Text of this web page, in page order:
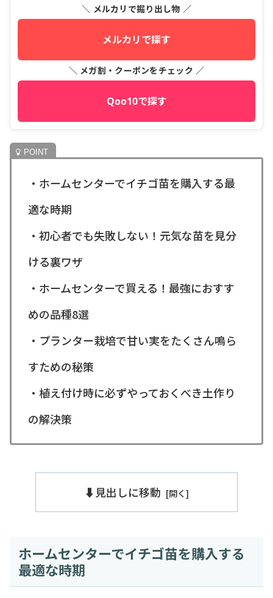
＼ メルカリで掘り出し物 ／
メルカリで探す
＼ メガ割・クーポンをチェック ／
Qoo10で探す
・ホームセンターでイチゴ苗を購入する最
適な時期
・初心者でも失敗しない！元気な苗を見分
ける裏ワザ
・ホームセンターで買える！最強におすす
めの品種8選
・プランター栽培で甘い実をたくさん鳴ら
すための秘策
・植え付け時に必ずやっておくべき土作り
の解決策
⬇️見出しに移動
ホームセンターでイチゴ苗を購入する
最適な時期